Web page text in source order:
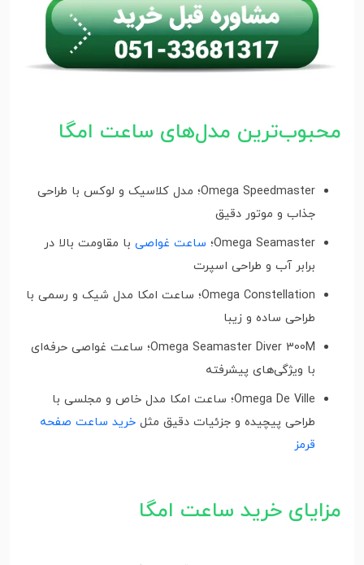
محبوب‌ترین مدل‌های ساعت امگا
Omega Speedmaster؛ مدل کلاسیک و لوکس با طراحی
جذاب و موتور دقیق
Omega Seamaster؛ ساعت غواصی با مقاومت بالا در
برابر آب و طراحی اسپرت
Omega Constellation؛ ساعت امکا مدل شیک و رسمی با
طراحی ساده و زیبا
Omega Seamaster Diver 300M؛ ساعت غواصی حرفه‌ای
با ویژگی‌های پیشرفته
Omega De Ville؛ ساعت امکا مدل خاص و مجلسی با
طراحی پیچیده و جزئیات دقیق مثل خرید ساعت صفحه
قرمز
مزایای خرید ساعت امگا